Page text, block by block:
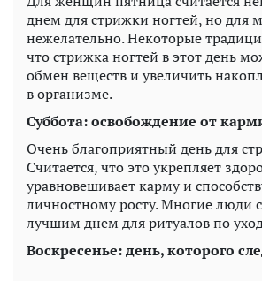
днем ​​для стрижки ногтей, но для
нежелательно. Некоторые
что стрижка ногтей в этот день
обмен веществ и увеличить
в организме.
Суббота: освобождение от
Очень благоприятный день для
Считается, что это укрепляет
уравновешивает карму и
личностному росту. Многие люди
лучшим днем ​​для ритуалов по
Воскресенье: день, которого